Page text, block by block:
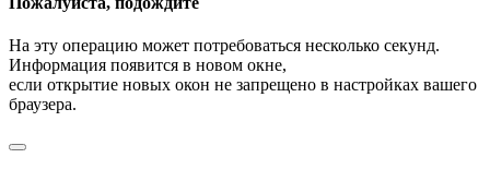
На эту операцию может потребоваться несколько секунд.
Информация появится в новом окне,
если открытие новых окон не запрещено в настройках вашего
браузера.